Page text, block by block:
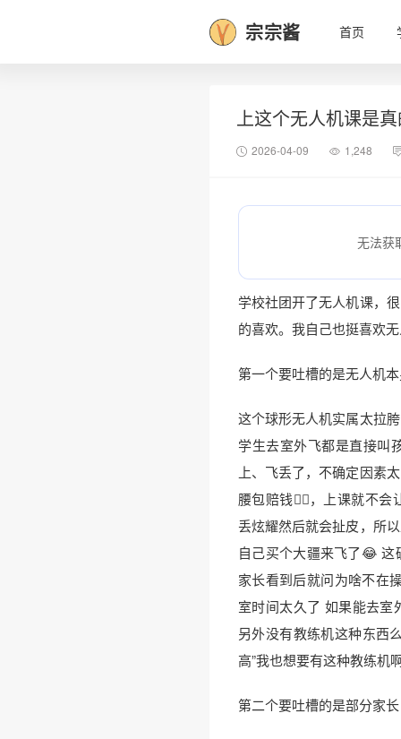
宗宗酱 首页
上这个无人机课是
2026-04-09 1,248
无法获
学校社团开了无人机课，
的喜欢。我自己也挺喜欢
第一个要吐槽的是无人机
这个球形无人机实属太拉
学生去室外飞都是直接
上、飞丢了，不确定因素
腰包赔钱😮‍💨，上课就不
丢炫耀然后就会扯皮，所
自己买个大疆来飞了😂
家长看到后就问为啥不在
室时间太久了 如果能去室
另外没有教练机这种东西
高”我也想要有这种教练机
第二个要吐槽的是部分家长